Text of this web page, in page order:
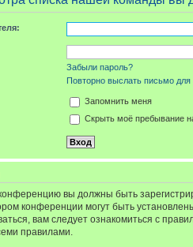
Забыли пароль?
Повторно выслать письмо для
Запомнить меня
Скрыть моё пребывание
вы должны быть
конференции могут быть
вам следует ознакомиться с
правилами.